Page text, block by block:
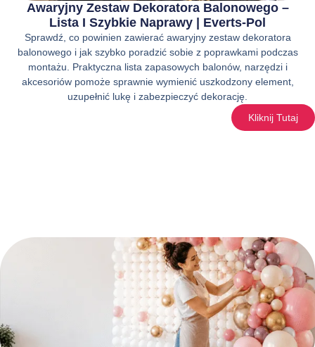
Awaryjny Zestaw Dekoratora Balonowego –
Lista I Szybkie Naprawy | Everts-Pol
Sprawdź, co powinien zawierać awaryjny zestaw dekoratora
balonowego i jak szybko poradzić sobie z poprawkami podczas
montażu. Praktyczna lista zapasowych balonów, narzędzi i
akcesoriów pomoże sprawnie wymienić uszkodzony element,
uzupełnić lukę i zabezpieczyć dekorację.
Kliknij Tutaj